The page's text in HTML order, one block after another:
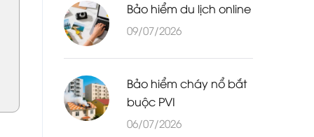
Bảo hiểm du lịch online
09/07/2026
Bảo hiểm cháy nổ bắt
buộc PVI
06/07/2026